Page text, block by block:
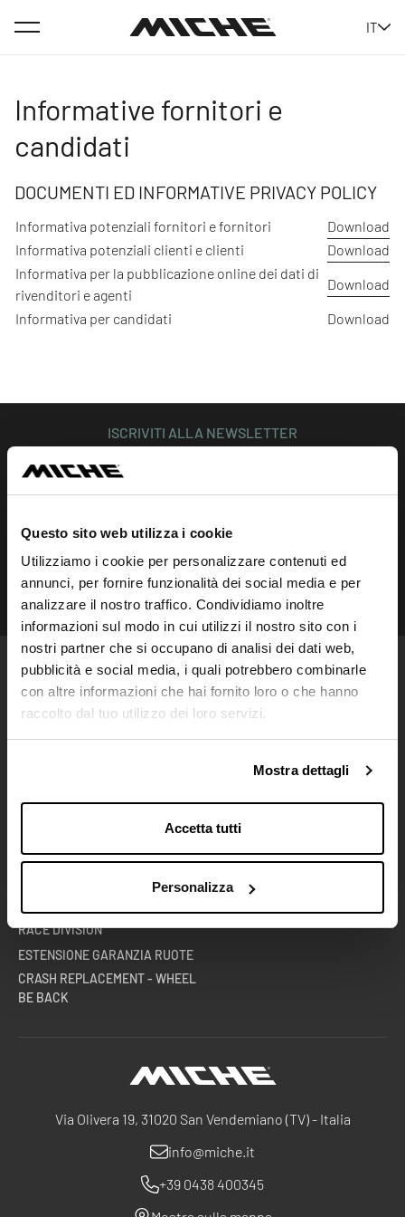
Questo sito web utilizza i cookie
Utilizziamo i cookie per personalizzare contenuti ed
annunci, per fornire funzionalità dei social media e per
analizzare il nostro traffico. Condividiamo inoltre
informazioni sul modo in cui utilizzi il nostro sito con i
nostri partner che si occupano di analisi dei dati web,
pubblicità e social media, i quali potrebbero combinarle
con altre informazioni che hai fornito loro o che hanno
raccolto dal tuo utilizzo dei loro servizi.
Mostra dettagli
Accetta tutti
Personalizza
Menu
IT
Informative fornitori e
candidati
DOCUMENTI ED INFORMATIVE PRIVACY POLICY
Informativa potenziali fornitori e fornitori
Download
Informativa potenziali clienti e clienti
Download
Informativa per la pubblicazione online dei dati di
rivenditori e agenti
Download
Informativa per candidati
Download
ISCRIVITI ALLA NEWSLETTER
Resta aggiornato su tutte le novità
SEGUICI SU
Instagram
Facebook
Linkedin
Via Olivera 19, 31020 San Vendemiano (TV) - Italia
info@miche.it
+39 0438 400345
PRODOTTI
Ruote
Guarniture
Spider
PUNTI VENDITA
RACE DIVISION
ESTENSIONE GARANZIA RUOTE
CRASH REPLACEMENT - WHEEL
BE BACK
CONTATTACI
LAVORA CON NOI
DOCUMENTAZIONE TECNICA